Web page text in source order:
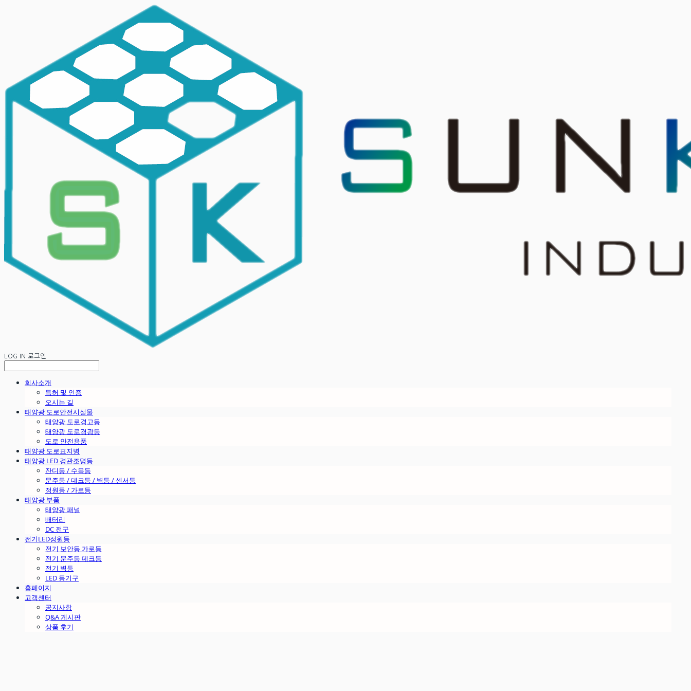
LOG IN 로그인
회사소개
특허 및 인증
오시는 길
태양광 도로안전시설물
태양광 도로경고등
태양광 도로경광등
도로 안전용품
태양광 도로표지병
태양광 LED 경관조명등
잔디등 / 수목등
문주등 / 데크등 / 벽등 / 센서등
정원등 / 가로등
태양광 부품
태양광 패널
배터리
DC 전구
전기LED정원등
전기 보안등 가로등
전기 문주등 데크등
전기 벽등
LED 등기구
홈페이지
고객센터
공지사항
Q&A 게시판
상품 후기